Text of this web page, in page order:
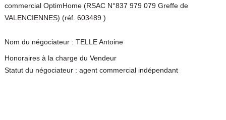
commercial OptimHome (RSAC N°837 979 079 Greffe de
VALENCIENNES) (réf. 603489 )
Nom du négociateur : TELLE Antoine
Honoraires à la charge du Vendeur
Statut du négociateur : agent commercial indépendant